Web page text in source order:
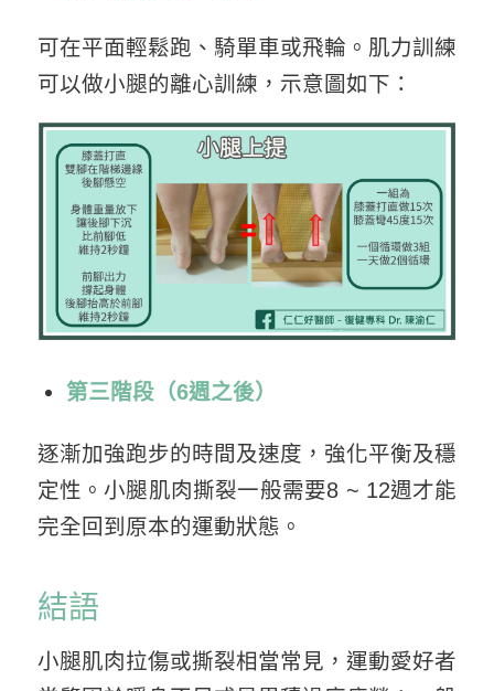
可在平面輕鬆跑、騎單車或飛輪。肌力訓練
可以做小腿的離心訓練，示意圖如下：
第三階段（6週之後）
逐漸加強跑步的時間及速度，強化平衡及穩
定性。小腿肌肉撕裂一般需要8 ~ 12週才能
完全回到原本的運動狀態。
結語
小腿肌肉拉傷或撕裂相當常見，運動愛好者